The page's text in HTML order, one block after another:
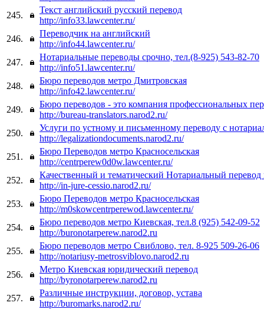
245.
Текст английский русский перевод
http://info33.lawcenter.ru/
246.
Переводчик на английский
http://info44.lawcenter.ru/
247.
Нотариальные переводы срочно, тел.(8-925) 543-82-70
http://info51.lawcenter.ru/
248.
Бюро переводов метро Дмитровская
http://info42.lawcenter.ru/
249.
Бюро переводов - это компания профессиональных
http://bureau-translators.narod2.ru/
250.
Услуги по устному и письменному переводу с
http://legalizationdocuments.narod2.ru/
251.
Бюро Переводов метро Красносельская
http://centrperew0d0w.lawcenter.ru/
252.
Качественный и тематический Нотариальный перевод
http://in-jure-cessio.narod2.ru/
253.
Бюро Переводов метро Красносельская
http://m0skowcentrperewod.lawcenter.ru/
254.
Бюро переводов метро Киевская, тел.8 (925) 542-09-52
http://buronotarperew.narod2.ru
255.
Бюро переводов метро Свиблово, тел. 8-925 509-26-06
http://notariusy-metrosviblovo.narod2.ru
256.
Метро Киевская юридический перевод
http://byronotarperew.narod2.ru
257.
Различные инструкции, договор, устава
http://buromarks.narod2.ru/